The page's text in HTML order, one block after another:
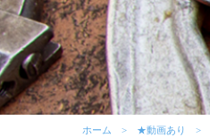
ホーム ★動画あり